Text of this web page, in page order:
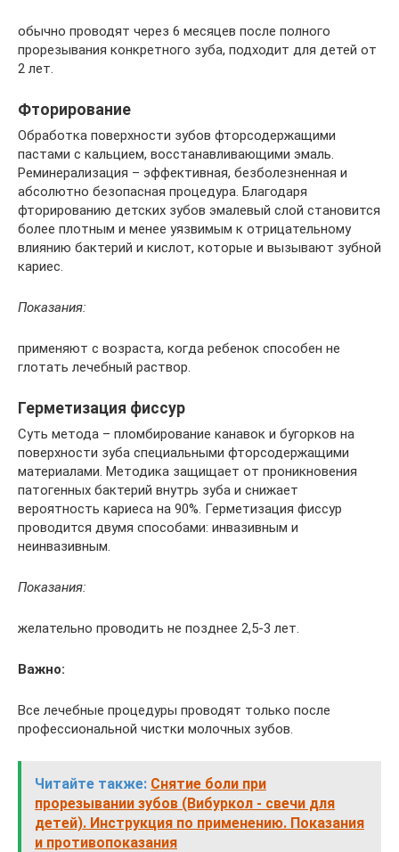
обычно проводят через 6 месяцев после полного
прорезывания конкретного зуба, подходит для детей от
2 лет.
Фторирование
Обработка поверхности зубов фторсодержащими
пастами с кальцием, восстанавливающими эмаль.
Реминерализация – эффективная, безболезненная и
абсолютно безопасная процедура. Благодаря
фторированию детских зубов эмалевый слой становится
более плотным и менее уязвимым к отрицательному
влиянию бактерий и кислот, которые и вызывают зубной
кариес.
Показания:
применяют с возраста, когда ребенок способен не
глотать лечебный раствор.
Герметизация фиссур
Суть метода – пломбирование канавок и бугорков на
поверхности зуба специальными фторсодержащими
материалами. Методика защищает от проникновения
патогенных бактерий внутрь зуба и снижает
вероятность кариеса на 90%. Герметизация фиссур
проводится двумя способами: инвазивным и
неинвазивным.
Показания:
желательно проводить не позднее 2,5-3 лет.
Важно:
Все лечебные процедуры проводят только после
профессиональной чистки молочных зубов.
Читайте также: Снятие боли при
прорезывании зубов (Вибуркол - свечи для
детей). Инструкция по применению. Показания
и противопоказания